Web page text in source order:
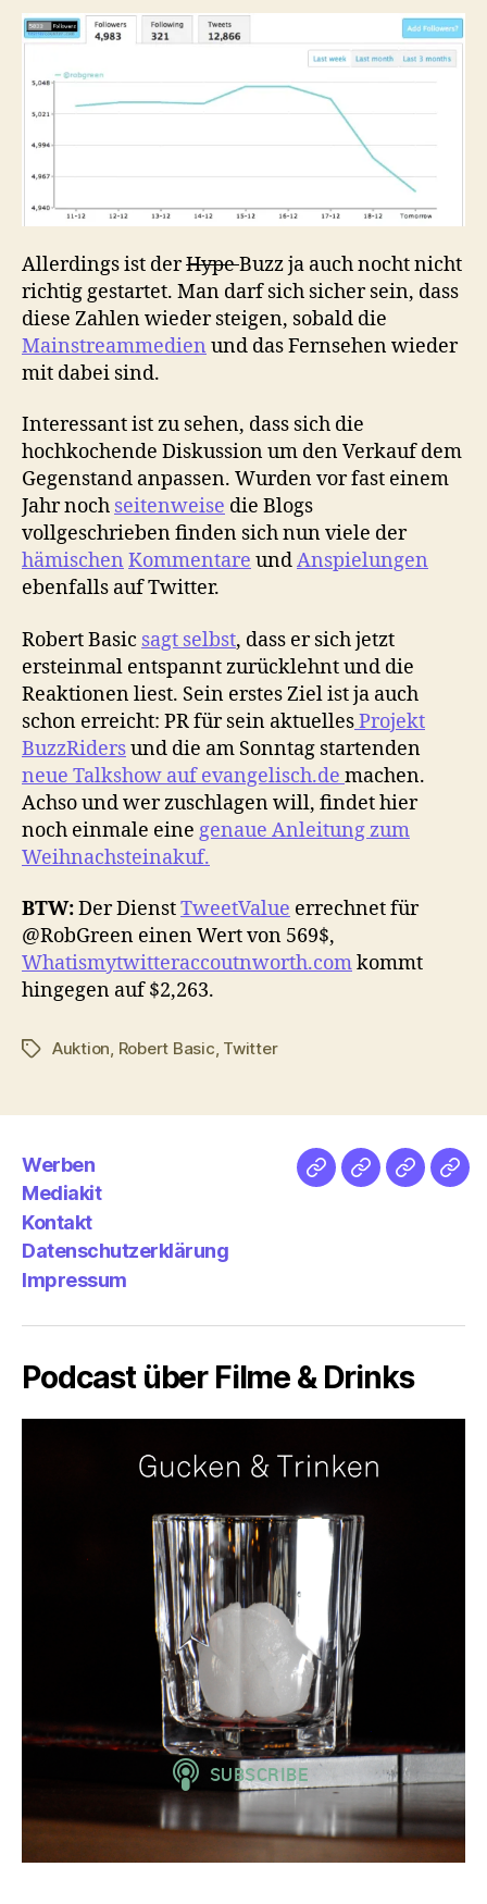
Allerdingsist derHypeBuzzja auchnochtnicht
richtig gestartet. Man darf sich sicher sein, dass
diese Zahlen wieder steigen, sobald die
Mainstreammedien und das Fernsehen wieder
mit dabei sind.
Interessant ist zu sehen, dass sich die
hochkochende Diskussion um den Verkauf dem
Gegenstand anpassen. Wurden vor fast einem
Jahr noch seitenweise die Blogs
vollgeschrieben finden sich nun viele der
hämischen Kommentare undAnspielungen
ebenfalls auf Twitter.
Robert Basic sagt selbst, dass er sich jetzt
ersteinmal entspannt zurücklehnt und die
Reaktionen liest. Sein erstes Ziel ist ja auch
schon erreicht: PR für sein aktuellesProjekt
BuzzRidersund die am Sonntag startenden
neue Talkshow auf evangelisch.de machen.
Achso und wer zuschlagen will, findet hier
noch einmale eine genaue Anleitung zum
Weihnachsteinakuf.
BTW:Der DienstTweetValue errechnet für
@RobGreen einen Wert von 569$,
Whatismytwitteraccoutnworth.comkommt
hingegen auf $2,263.
Schlagwörter
Auktion, Robert Basic, Twitter
Werben
Mediakit
Kontakt
Datenschutzerklärung
Impressum
NetzMedien
Podcast über Filme & Drinks